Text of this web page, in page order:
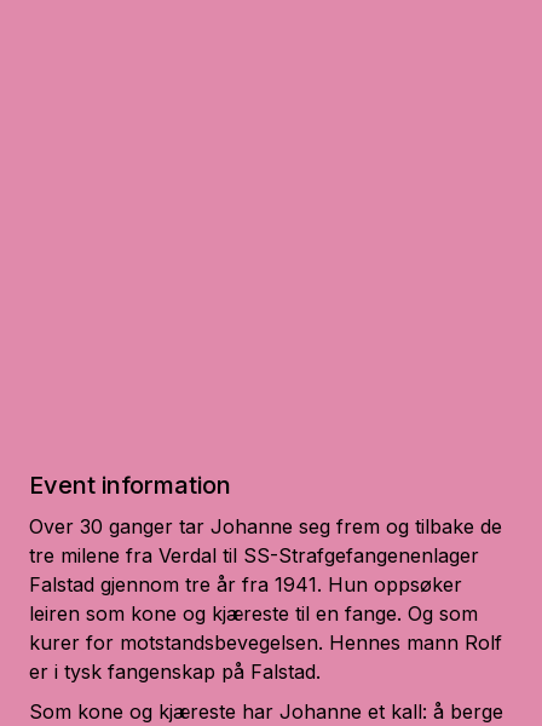
Event information
Over 30 ganger tar Johanne seg frem og tilbake de
tre milene fra Verdal til SS-Strafgefangenenlager
Falstad gjennom tre år fra 1941. Hun oppsøker
leiren som kone og kjæreste til en fange. Og som
kurer for motstandsbevegelsen. Hennes mann Rolf
er i tysk fangenskap på Falstad.
Som kone og kjæreste har Johanne et kall: å berge